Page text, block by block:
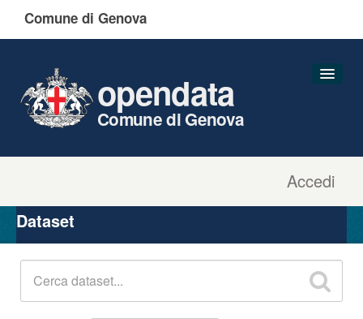
Comune di Genova
Accedi
opendata
Comune di Genova
Organizzazioni
Gruppi
Dataset